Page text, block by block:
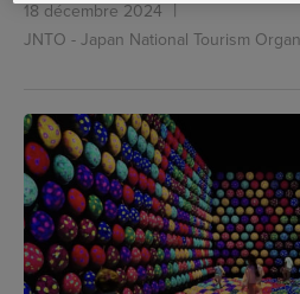
18 décembre 2024
JNTO - Japan National Tourism